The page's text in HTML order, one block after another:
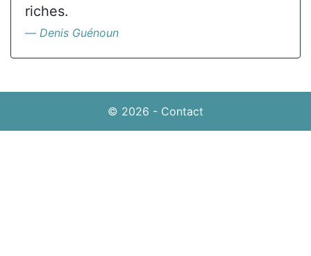
riches.
Denis Guénoun
© 2026 - Contact